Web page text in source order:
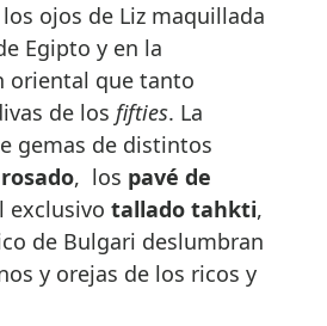
ojos de Liz maquillada
Egipto y en la
oriental que tanto
de los fifties. La
gemas de distintos
, los pavé de
exclusivo tallado tahkti,
de Bulgari deslumbran
y orejas de los ricos y